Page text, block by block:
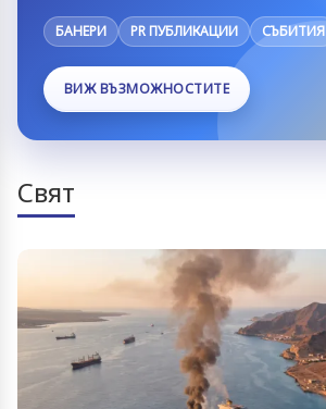
БАНЕРИ PR ПУБЛИКАЦИИ СЪБИТИЯ
ВИЖ ВЪЗМОЖНОСТИТЕ
Свят